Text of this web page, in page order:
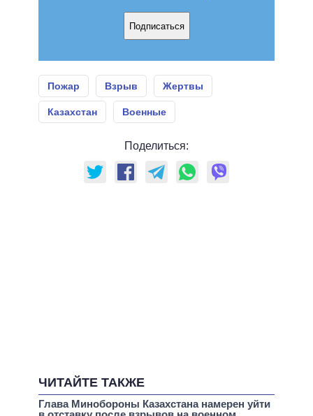
Подписаться
Пожар Взрыв Жертвы
Казахстан Военные
Поделиться:
ЧИТАЙТЕ ТАКЖЕ
Глава Минобороны Казахстана намерен уйти